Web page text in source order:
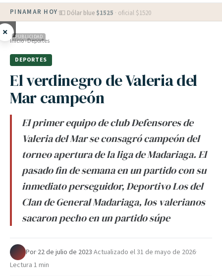
PINAMAR HOY·💵 Dólar blue $1525 · oficial $1520
× PUBLICIDAD
Inicio›Deportes
DEPORTES
El verdinegro de Valeria del
Mar campeón
El primer equipo de club Defensores de
Valeria del Mar se consagró campeón del
torneo apertura de la liga de Madariaga. El
pasado fin de semana en un partido con su
inmediato perseguidor, Deportivo Los del
Clan de General Madariaga, los valerianos
sacaron pecho en un partido súpe
Por·22 de julio de 2023·Actualizado el31 de mayo de 2026·
Lectura 1 min